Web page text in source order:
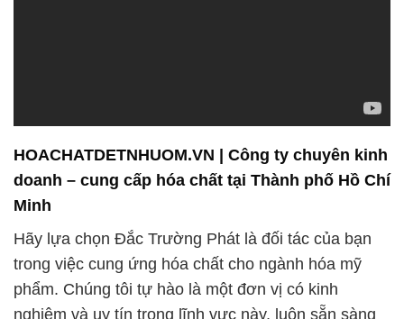
HOACHATDETNHUOM.VN | Công ty chuyên kinh
doanh – cung cấp hóa chất tại Thành phố Hồ Chí
Minh
Hãy lựa chọn Đắc Trường Phát là đối tác của bạn
trong việc cung ứng hóa chất cho ngành hóa mỹ
phẩm. Chúng tôi tự hào là một đơn vị có kinh
nghiệm và uy tín trong lĩnh vực này, luôn sẵn sàng